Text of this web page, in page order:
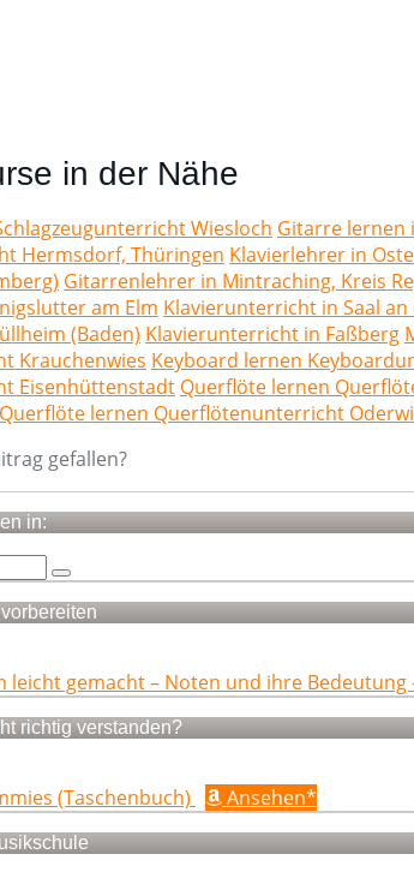
in der Nähe
Wiesloch Gitarre lernen
Hermsdorf, Thüringen Klavierlehrer in
Gitarrenlehrer in Mintraching, Kreis
am Elm Klavierunterricht in Saal
(Baden) Klavierunterricht in Faßberg
Krauchenwies Keyboard lernen
Eisenhüttenstadt Querflöte lernen
Querflöte lernen Querflötenunterricht
gefallen?
in:
leicht gemacht – Noten und ihre
richtig verstanden?
(Taschenbuch) Ansehen*